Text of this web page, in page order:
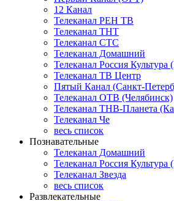
12 Канал
Телеканал РЕН ТВ
Телеканал ТНТ
Телеканал СТС
Телеканал Домашний
Телеканал Россия Культура
Телеканал ТВ Центр
Пятый Канал (Санкт-
Телеканал ОТВ (Челябинск)
Телеканал ТНВ-Планета
Телеканал Че
весь список
Познавательные
Телеканал Домашний
Телеканал Россия Культура
Телеканал Звезда
весь список
Развлекательные